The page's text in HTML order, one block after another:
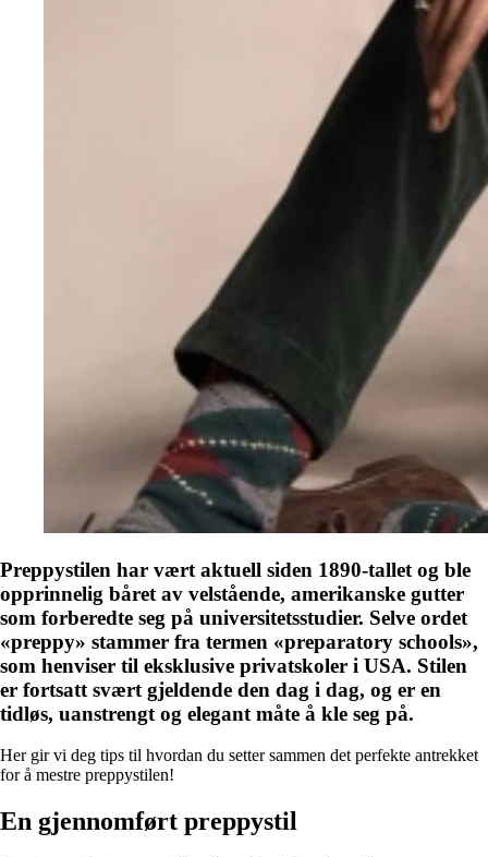
Preppystilen har vært aktuell siden 1890-tallet og ble
opprinnelig båret av velstående, amerikanske gutter
som forberedte seg på universitetsstudier. Selve ordet
«preppy» stammer fra termen «preparatory schools»,
som henviser til eksklusive privatskoler i USA. Stilen
er fortsatt svært gjeldende den dag i dag, og er en
tidløs, uanstrengt og elegant måte å kle seg på.
Her gir vi deg tips til hvordan du setter sammen det perfekte antrekket
for å mestre preppystilen!
En gjennomført preppystil